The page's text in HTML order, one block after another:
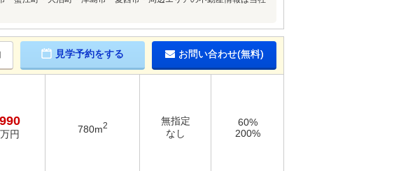
見学予約をする お問い合わせ(無料)
990
万円 780m2
無指定
なし
60%
200%